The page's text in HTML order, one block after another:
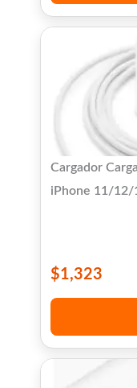
Cargador
iPhone 11/
$1,323